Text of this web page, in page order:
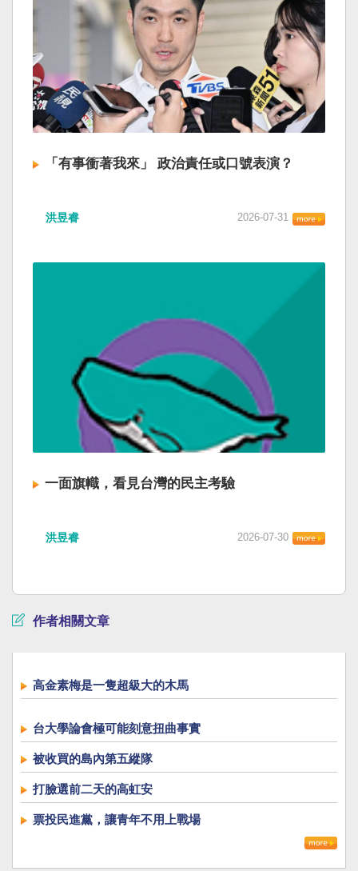
「有事衝著我來」 政治責任或口號表演？
洪昱睿 2026-07-31
一面旗幟，看見台灣的民主考驗
洪昱睿 2026-07-30
作者相關文章
高金素梅是一隻超級大的木馬
台大學論會極可能刻意扭曲事實
被收買的島內第五縱隊
打臉選前二天的高虹安
票投民進黨，讓青年不用上戰場